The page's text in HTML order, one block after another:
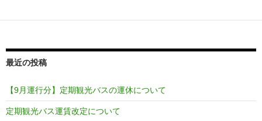
ー
ョ
最近の投稿
【9月運行分】定期観光バスの運休について
定期観光バス運賃改定について